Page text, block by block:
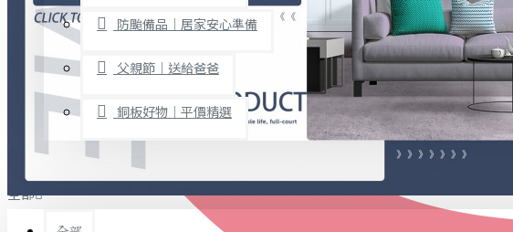
事務用品
文具收納
書寫用品
置物架/收納櫃
其他
免打孔收納專區
防颱備品｜居家安心準備
父親節｜送給爸爸
銅板好物｜平價精選
全部